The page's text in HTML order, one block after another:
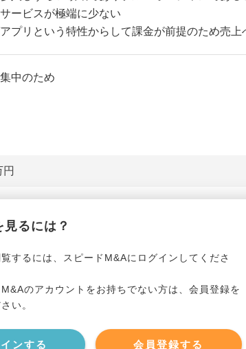
ービスが極端に少ない
アプリという特性からして課金が前提のため売
中のため
るには？
するには、スピードM&Aにログインしてくださ
のアカウントをお持ちでない方は、会員登録を
い。
ンする 会員登録する
事業資産
事業負債